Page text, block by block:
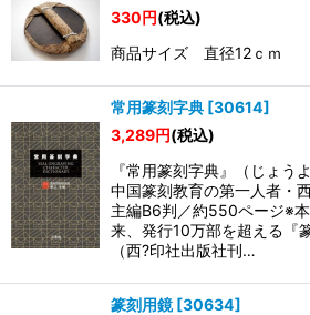
330円(税込)
商品サイズ 直径12ｃｍ
常用篆刻字典 [30614]
3,289円(税込)
『常用篆刻字典』（じょう
中国篆刻教育の第一人者・
主編B6判／約550ページ※
来、発行10万部を超える『
（西?印社出版社刊…
篆刻用鏡 [30634]